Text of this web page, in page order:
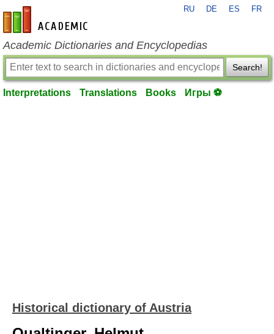
en-academic.com
RU DE ES FR
Academic Dictionaries and Encyclopedias
Search!
Interpretations Translations Books Игры ⚽
Historical dictionary of Austria